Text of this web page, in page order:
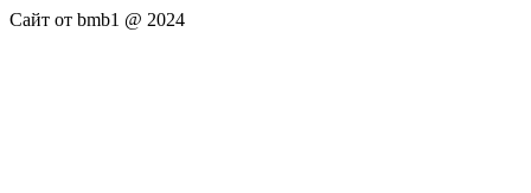
Сайт от bmb1 @ 2024